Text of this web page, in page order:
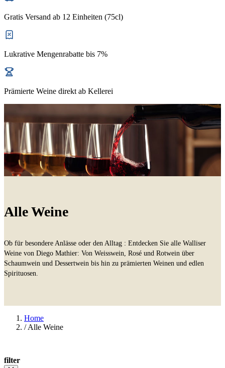
Gratis Versand ab 12 Einheiten (75cl)
Lukrative Mengenrabatte bis 7%
Prämierte Weine direkt ab Kellerei
Alle Weine
Ob für besondere Anlässe oder den Alltag : Entdecken Sie alle Walliser
Weine von Diego Mathier: Von Weisswein, Rosé und Rotwein über
Schaumwein und Dessertwein bis hin zu prämierten Weinen und edlen
Spirituosen.
Home
/ Alle Weine
filter